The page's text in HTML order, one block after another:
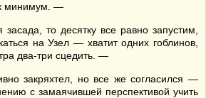
минимум. —
то десятку все равно запустим,
на Узел — хватит одних гоблинов,
два-три сцедить. —
закряхтел, но все же согласился —
с замаячившей перспективой учить